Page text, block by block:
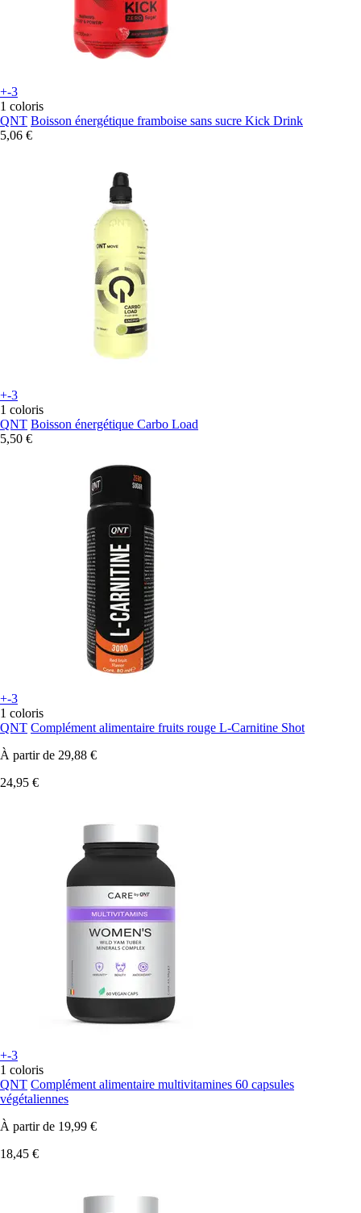
+-3
1 coloris
QNT Boisson énergétique framboise sans sucre Kick Drink
5,06 €
+-3
1 coloris
QNT Boisson énergétique Carbo Load
5,50 €
+-3
1 coloris
QNT Complément alimentaire fruits rouge L-Carnitine Shot
À partir de 29,88 €
24,95 €
+-3
1 coloris
QNT Complément alimentaire multivitamines 60 capsules
végétaliennes
À partir de 19,99 €
18,45 €